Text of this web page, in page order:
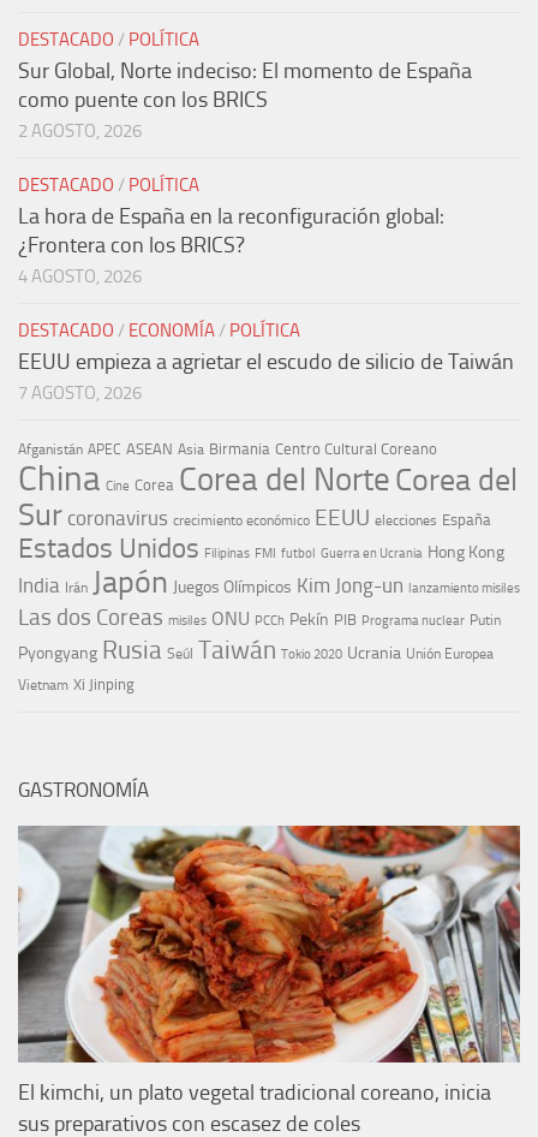
DESTACADO / POLÍTICA
Sur Global, Norte indeciso: El momento de España
como puente con los BRICS
2 AGOSTO, 2026
DESTACADO / POLÍTICA
La hora de España en la reconfiguración global:
¿Frontera con los BRICS?
4 AGOSTO, 2026
DESTACADO / ECONOMÍA/ POLÍTICA
EEUU empieza a agrietar el escudo de silicio de Taiwán
7 AGOSTO, 2026
Afganistán APEC ASEAN Asia Birmania Centro Cultural Coreano
China Cine Corea Corea del NorteCorea del
Sur coronavirus crecimiento económico EEUU elecciones España
Estados Unidos Filipinas FMI futbol Guerra en Ucrania Hong Kong
India Irán Japón Juegos Olímpicos Kim Jong-un lanzamiento misiles
Las dos Coreas misiles ONU PCCh Pekín PIB Programa nuclear Putin
Pyongyang Rusia Seúl Taiwán Tokio 2020 Ucrania Unión Europea
Vietnam Xi Jinping
GASTRONOMÍA
El kimchi, un plato vegetal tradicional coreano, inicia
sus preparativos con escasez de coles